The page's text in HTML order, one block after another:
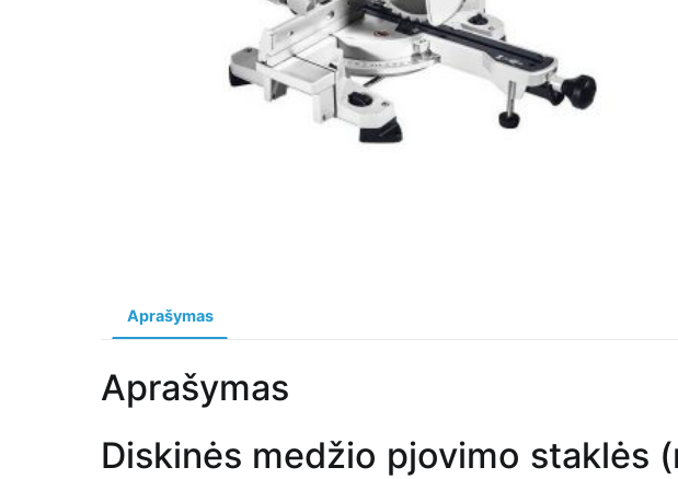
Aprašymas
Aprašymas
Diskinės medžio pjovimo staklės